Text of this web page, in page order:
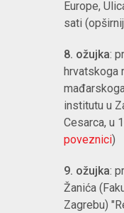
Europe,
sati
8. ožujka:
hrvatskoga
institutu u
Cesarca, u
poveznici)
9. ožujka:
Žanića
Zagrebu)